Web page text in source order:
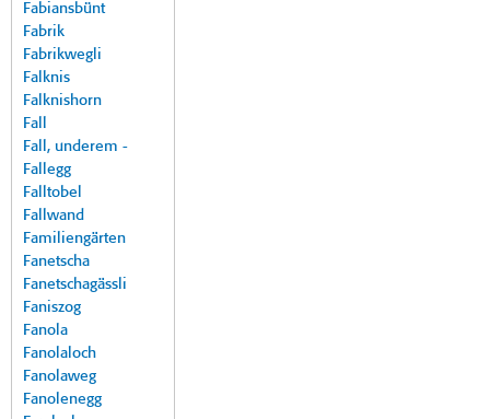
Fabiansbünt
Fabrik
Fabrikwegli
Falknis
Falknishorn
Fall
Fall, underem -
Fallegg
Falltobel
Fallwand
Familiengärten
Fanetscha
Fanetschagässli
Faniszog
Fanola
Fanolaloch
Fanolaweg
Fanolenegg